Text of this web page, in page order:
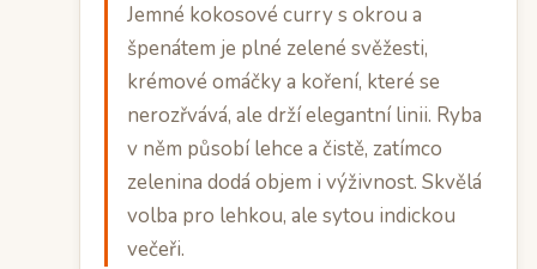
Jemné kokosové curry s okrou a
špenátem je plné zelené svěžesti,
krémové omáčky a koření, které se
nerozřvává, ale drží elegantní linii. Ryba
v něm působí lehce a čistě, zatímco
zelenina dodá objem i výživnost. Skvělá
volba pro lehkou, ale sytou indickou
večeři.